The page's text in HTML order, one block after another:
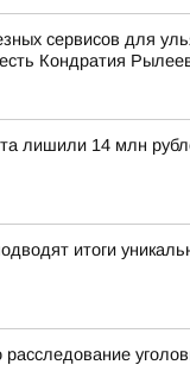
сервисов для
Кондратия
лишили 14 млн
итоги